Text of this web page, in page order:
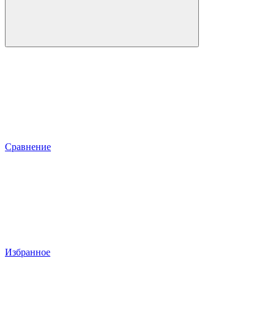
Сравнение
Избранное